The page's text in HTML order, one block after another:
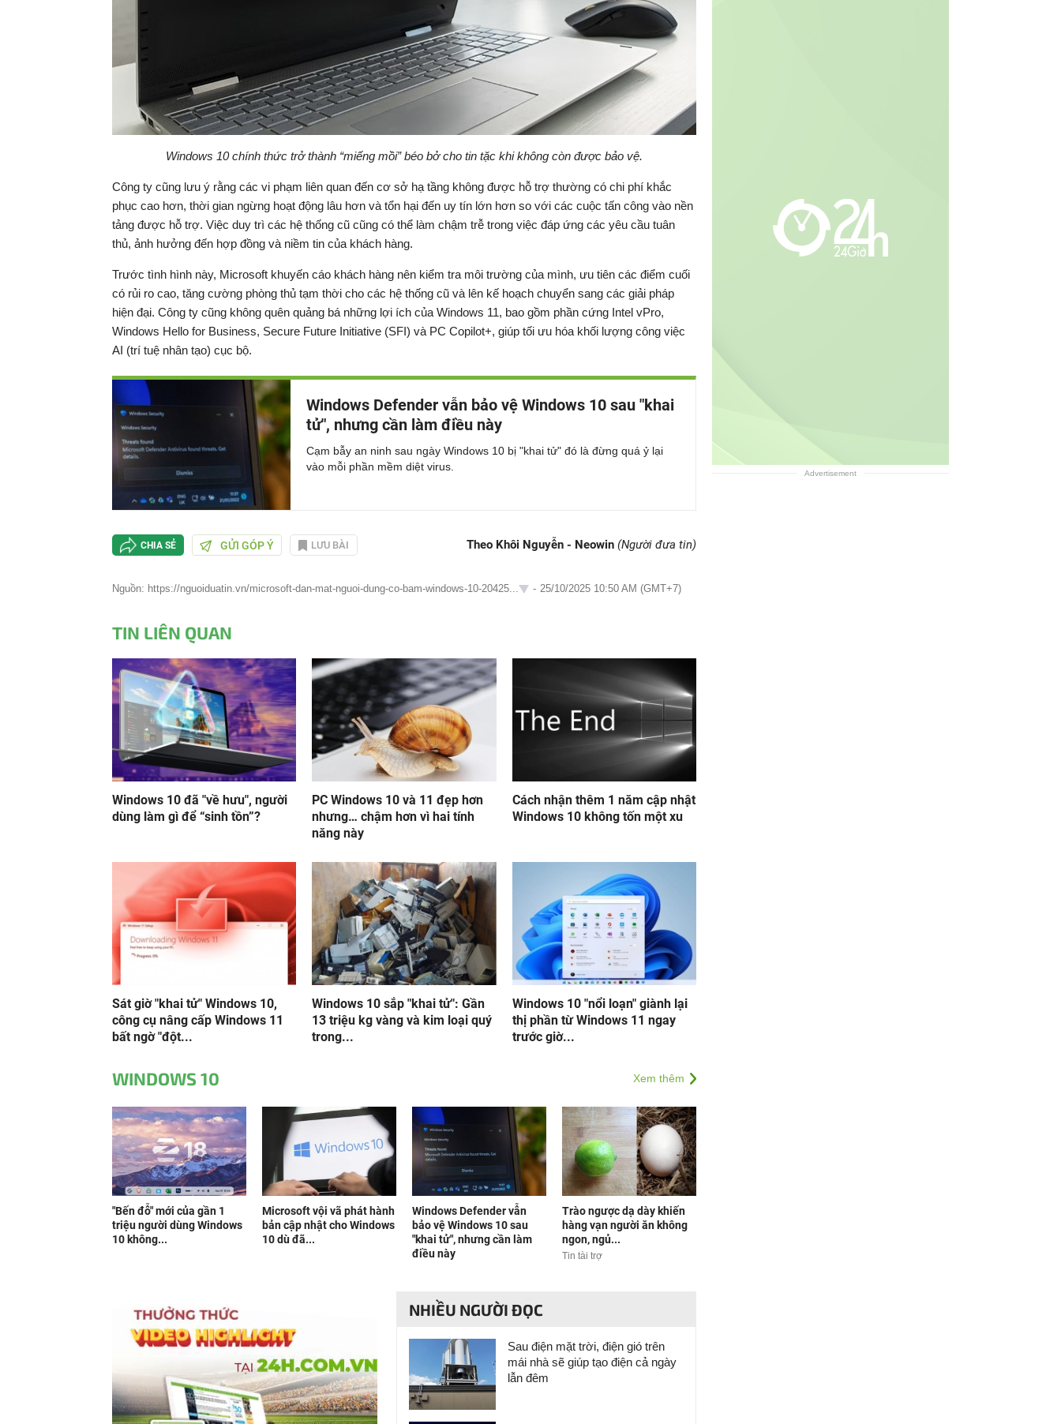
Windows 10 chính thức trở thành “miếng mồi” béo bở cho tin tặc khi không còn được bảo vệ.
Công ty cũng lưu ý rằng các vi phạm liên quan đến cơ sở hạ tầng không được hỗ trợ thường có chi phí khắc
phục cao hơn, thời gian ngừng hoạt động lâu hơn và tổn hại đến uy tín lớn hơn so với các cuộc tấn công vào nền
tảng được hỗ trợ. Việc duy trì các hệ thống cũ cũng có thể làm chậm trễ trong việc đáp ứng các yêu cầu tuân
thủ, ảnh hưởng đến hợp đồng và niềm tin của khách hàng.
Trước tình hình này, Microsoft khuyến cáo khách hàng nên kiểm tra môi trường của mình, ưu tiên các điểm cuối
có rủi ro cao, tăng cường phòng thủ tạm thời cho các hệ thống cũ và lên kế hoạch chuyển sang các giải pháp
hiện đại. Công ty cũng không quên quảng bá những lợi ích của Windows 11, bao gồm phần cứng Intel vPro,
Windows Hello for Business, Secure Future Initiative (SFI) và PC Copilot+, giúp tối ưu hóa khối lượng công việc
AI (trí tuệ nhân tạo) cục bộ.
Windows Defender vẫn bảo vệ Windows 10 sau "khai
tử", nhưng cần làm điều này
Cạm bẫy an ninh sau ngày Windows 10 bị "khai tử" đó là đừng quá ỷ lại
vào mỗi phần mềm diệt virus.
CHIA SẺ GỬI GÓP Ý LƯU BÀI Theo Khôi Nguyễn - Neowin (Người đưa tin)
Nguồn: https://nguoiduatin.vn/microsoft-dan-mat-nguoi-dung-co-bam-windows-10-20425... - 25/10/2025 10:50 AM (GMT+7)
TIN LIÊN QUAN
Windows 10 đã "về hưu", người
dùng làm gì để “sinh tồn”?
PC Windows 10 và 11 đẹp hơn
nhưng… chậm hơn vì hai tính
năng này
Cách nhận thêm 1 năm cập nhật
Windows 10 không tốn một xu
Sát giờ "khai tử" Windows 10,
công cụ nâng cấp Windows 11
bất ngờ "đột...
Windows 10 sắp "khai tử": Gần
13 triệu kg vàng và kim loại quý
trong...
Windows 10 "nổi loạn" giành lại
thị phần từ Windows 11 ngay
trước giờ...
WINDOWS 10 Xem thêm
"Bến đỗ" mới của gần 1
triệu người dùng Windows
10 không...
Microsoft vội vã phát hành
bản cập nhật cho Windows
10 dù đã...
Windows Defender vẫn
bảo vệ Windows 10 sau
"khai tử", nhưng cần làm
điều này
Trào ngược dạ dày khiến
hàng vạn người ăn không
ngon, ngủ...
Tin tài trợ
NHIỀU NGƯỜI ĐỌC
Sau điện mặt trời, điện gió trên
mái nhà sẽ giúp tạo điện cả ngày
lẫn đêm
Advertisement